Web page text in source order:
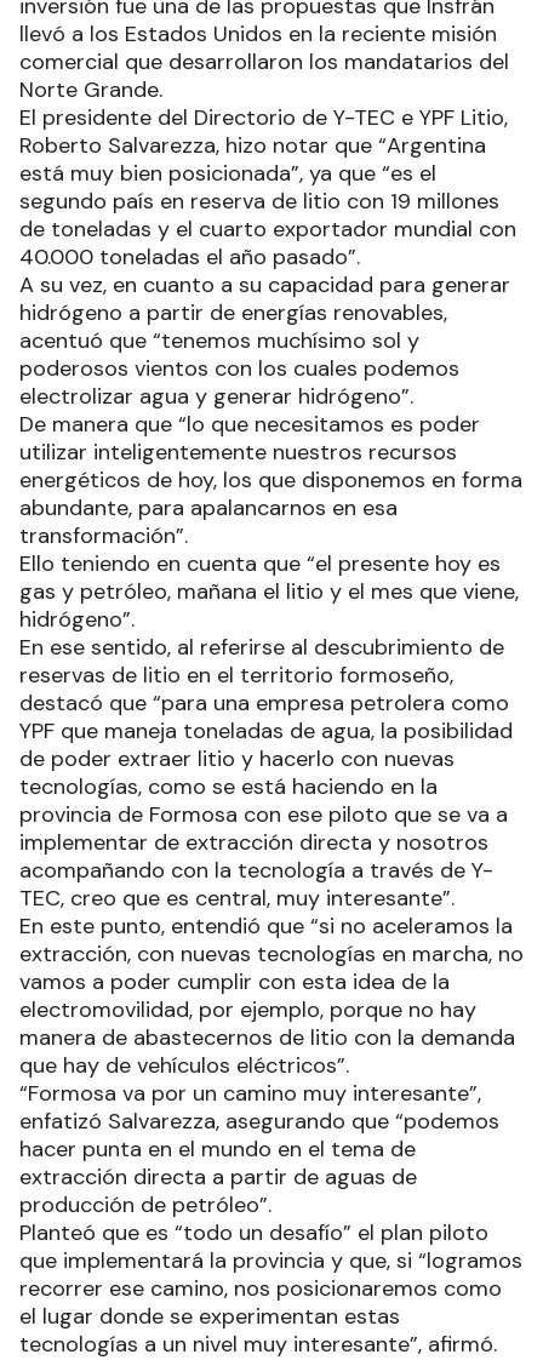
llevó a los Estados Unidos en la reciente misión
comercial que desarrollaron los mandatarios del
Norte Grande.
El presidente del Directorio de Y-TEC e YPF Litio,
Roberto Salvarezza, hizo notar que “Argentina
está muy bien posicionada”, ya que “es el
segundo país en reserva de litio con 19 millones
de toneladas y el cuarto exportador mundial con
40.000 toneladas el año pasado”.
A su vez, en cuanto a su capacidad para generar
hidrógeno a partir de energías renovables,
acentuó que “tenemos muchísimo sol y
poderosos vientos con los cuales podemos
electrolizar agua y generar hidrógeno”.
De manera que “lo que necesitamos es poder
utilizar inteligentemente nuestros recursos
energéticos de hoy, los que disponemos en forma
abundante, para apalancarnos en esa
transformación”.
Ello teniendo en cuenta que “el presente hoy es
gas y petróleo, mañana el litio y el mes que viene,
hidrógeno”.
En ese sentido, al referirse al descubrimiento de
reservas de litio en el territorio formoseño,
destacó que “para una empresa petrolera como
YPF que maneja toneladas de agua, la posibilidad
de poder extraer litio y hacerlo con nuevas
tecnologías, como se está haciendo en la
provincia de Formosa con ese piloto que se va a
implementar de extracción directa y nosotros
acompañando con la tecnología a través de Y-
TEC, creo que es central, muy interesante”.
En este punto, entendió que “si no aceleramos la
extracción, con nuevas tecnologías en marcha, no
vamos a poder cumplir con esta idea de la
electromovilidad, por ejemplo, porque no hay
manera de abastecernos de litio con la demanda
que hay de vehículos eléctricos”.
“Formosa va por un camino muy interesante”,
enfatizó Salvarezza, asegurando que “podemos
hacer punta en el mundo en el tema de
extracción directa a partir de aguas de
producción de petróleo”.
Planteó que es “todo un desafío” el plan piloto
que implementará la provincia y que, si “logramos
recorrer ese camino, nos posicionaremos como
el lugar donde se experimentan estas
tecnologías a un nivel muy interesante”, afirmó.